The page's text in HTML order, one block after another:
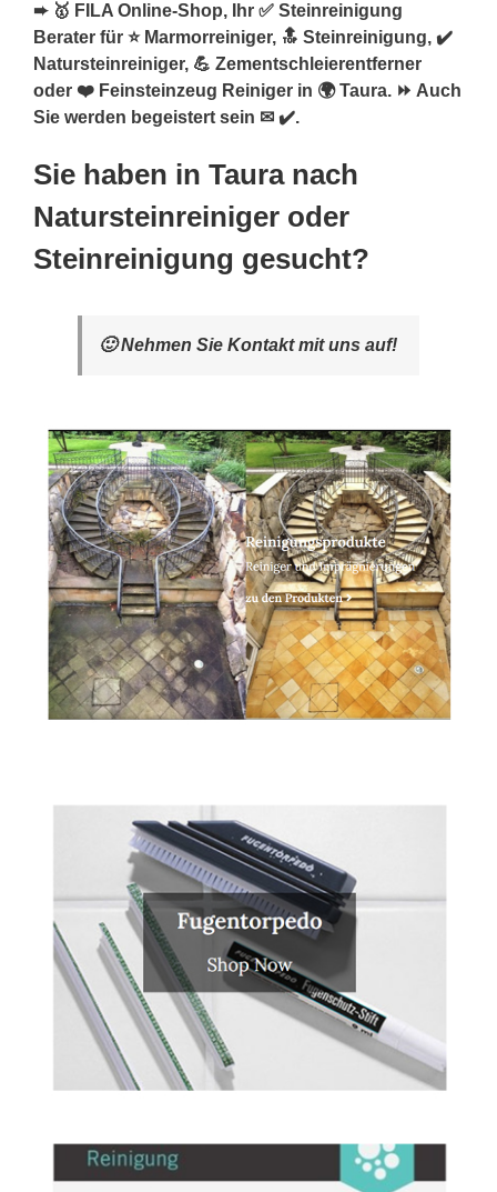
➨ 🥇 FILA Online-Shop, Ihr ✅ Steinreinigung
Berater für ⭐ Marmorreiniger, 🔝 Steinreinigung, ✔️
Natursteinreiniger, 💪 Zementschleierentferner
oder ❤️ Feinsteinzeug Reiniger in 🌍 Taura. ⏩ Auch
Sie werden begeistert sein ✉ ✔️.
Sie haben in Taura nach
Natursteinreiniger oder
Steinreinigung gesucht?
🙂 Nehmen Sie Kontakt mit uns auf!